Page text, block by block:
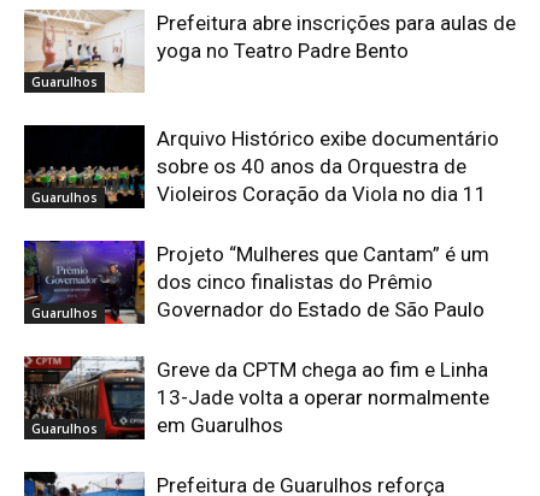
Guarulhos
Prefeitura abre inscrições para aulas de
yoga no Teatro Padre Bento
Guarulhos
Arquivo Histórico exibe documentário
sobre os 40 anos da Orquestra de
Violeiros Coração da Viola no dia 11
Guarulhos
Projeto “Mulheres que Cantam” é um
dos cinco finalistas do Prêmio
Governador do Estado de São Paulo
Guarulhos
Greve da CPTM chega ao fim e Linha
13-Jade volta a operar normalmente
em Guarulhos
Prefeitura de Guarulhos reforça